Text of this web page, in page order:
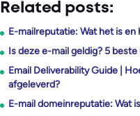
Related posts:
E-mailreputatie: Wat het is
Is deze e-mail geldig? 5
Email Deliverability Guide |
afgeleverd?
E-mail domeinreputatie: Wat